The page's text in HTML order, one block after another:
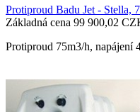
Protiproud Badu Jet - Stella,
Základná cena 99 900,02
Protiproud 75m3/h, napájení